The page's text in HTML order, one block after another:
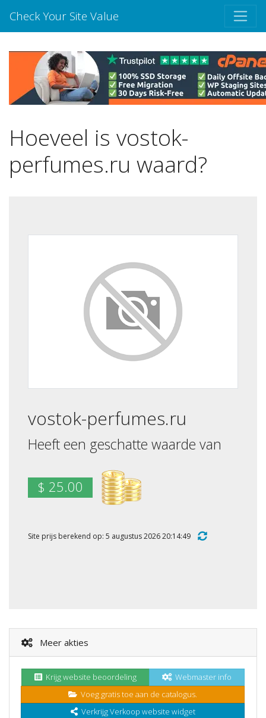
Check Your Site Value
Hoeveel is vostok-
perfumes.ru waard?
vostok-perfumes.ru
Heeft een geschatte waarde van
$ 25.00
Site prijs berekend op: 5 augustus 2026 20:14:49
Meer akties
Krijg website beoordeling
Webmaster info
Voeg gratis toe aan de catalogus.
Verkrijg Verkoop website widget